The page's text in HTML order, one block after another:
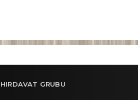
HIRDAVAT GRUBU